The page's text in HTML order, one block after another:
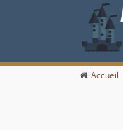
Accueil